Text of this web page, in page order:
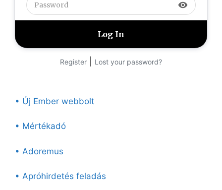
visibility
Register Lost your password?
• Új Ember webbolt
• Mértékadó
• Adoremus
• Apróhirdetés feladás